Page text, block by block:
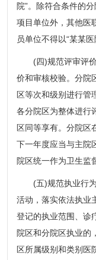
院”。除符合条件的
项目单位外，其他医
员单位不得以“某某
(四)规范评审评价
价和审核校验。分院
区等次和级别进行管
各分院区为整体进行
区同等享有。分院区
下一年度应当与主院
院区统一作为卫生监
(五)规范执业行为
活动，落实依法执业
登记的执业范围、诊
院区和分院区执业的
区所属级别和类别医